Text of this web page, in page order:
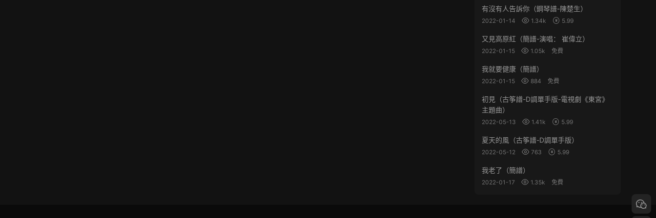
有沒有人告訴你（鋼琴譜-陳楚生）
2022-01-14 1.34k 5.99
又見高原紅（簡譜-演唱： 崔偉立）
2022-01-15 1.05k 免費
我就要健康（簡譜）
2022-01-15 884 免費
初見（古筝譜-D調單手版-電視劇《東宮》
主題曲）
2022-05-13 1.41k 5.99
夏天的風（古筝譜-D調單手版）
2022-05-12 763 5.99
我老了（簡譜）
2022-01-17 1.35k 免費